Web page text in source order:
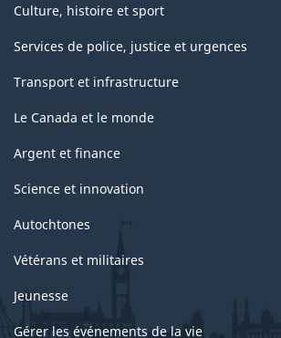
Culture, histoire et sport
Services de police, justice et urgences
Transport et infrastructure
Le Canada et le monde
Argent et finance
Science et innovation
Autochtones
Vétérans et militaires
Jeunesse
Gérer les événements de la vie